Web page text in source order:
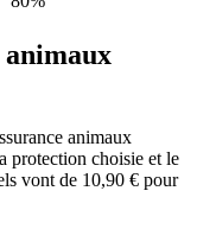
animaux
protection choisie et le
vont de 10,90 € pour